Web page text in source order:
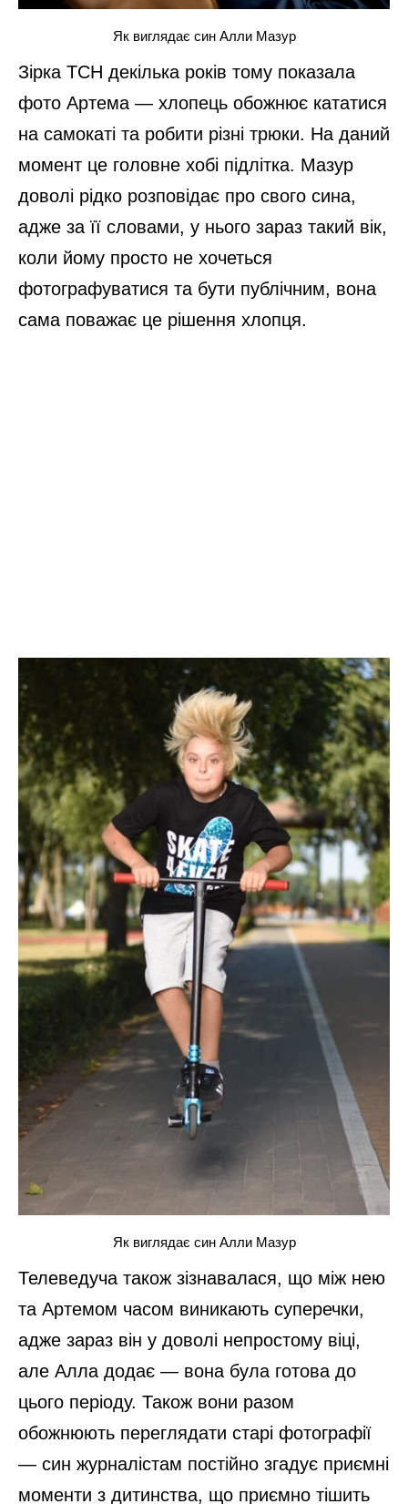
Як виглядає син Алли Мазур
Зірка ТСН декілька років тому показала
фото Артема — хлопець обожнює кататися
на самокаті та робити різні трюки. На даний
момент це головне хобі підлітка. Мазур
доволі рідко розповідає про свого сина,
адже за її словами, у нього зараз такий вік,
коли йому просто не хочеться
фотографуватися та бути публічним, вона
сама поважає це рішення хлопця.
Як виглядає син Алли Мазур
Телеведуча також зізнавалася, що між нею
та Артемом часом виникають суперечки,
адже зараз він у доволі непростому віці,
але Алла додає — вона була готова до
цього періоду. Також вони разом
обожнюють переглядати старі фотографії
— син журналістам постійно згадує приємні
моменти з дитинства, що приємно тішить